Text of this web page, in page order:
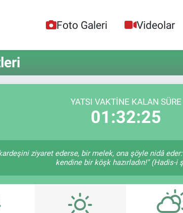
Foto Galeri Videolar
YATSI VAKTINE KALAN SÜRE
01:32:25
ziyaret ederse, bir melek, ona şöyle nidâ
kendine bir köşk hazırladın!" (Hadis-i